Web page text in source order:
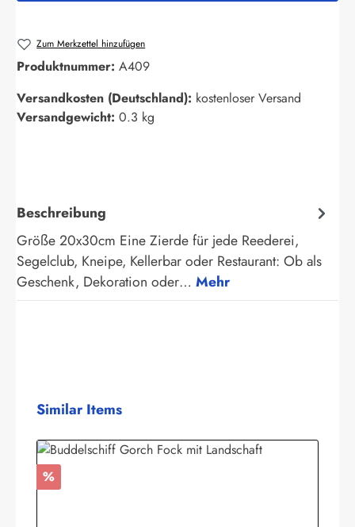
Zum Merkzettel hinzufügen
Produktnummer: A409
Versandkosten (Deutschland): kostenloser Versand
Versandgewicht: 0.3 kg
Beschreibung
Größe 20x30cm Eine Zierde für jede Reederei,
Segelclub, Kneipe, Kellerbar oder Restaurant: Ob als
Geschenk, Dekoration oder… Mehr
Produktgalerie überspringen
Similar Items
Rabatt
%